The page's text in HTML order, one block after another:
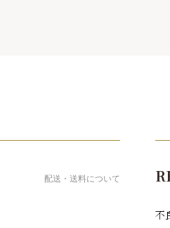
配送・送料について
不